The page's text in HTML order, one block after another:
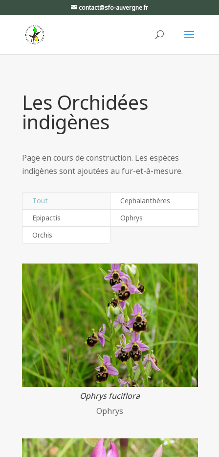
contact@sfo-auvergne.fr
Les Orchidées
indigènes
Page en cours de construction. Les espèces
indigènes sont ajoutées au fur-et-à-mesure.
Tout
Cephalanthères
Epipactis
Ophrys
Orchis
Ophrys fuciflora
Ophrys